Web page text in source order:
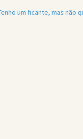
um ficante, mas não